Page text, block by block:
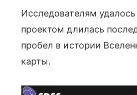
Исследователям
проектом длилась
пробел в истории
карты.